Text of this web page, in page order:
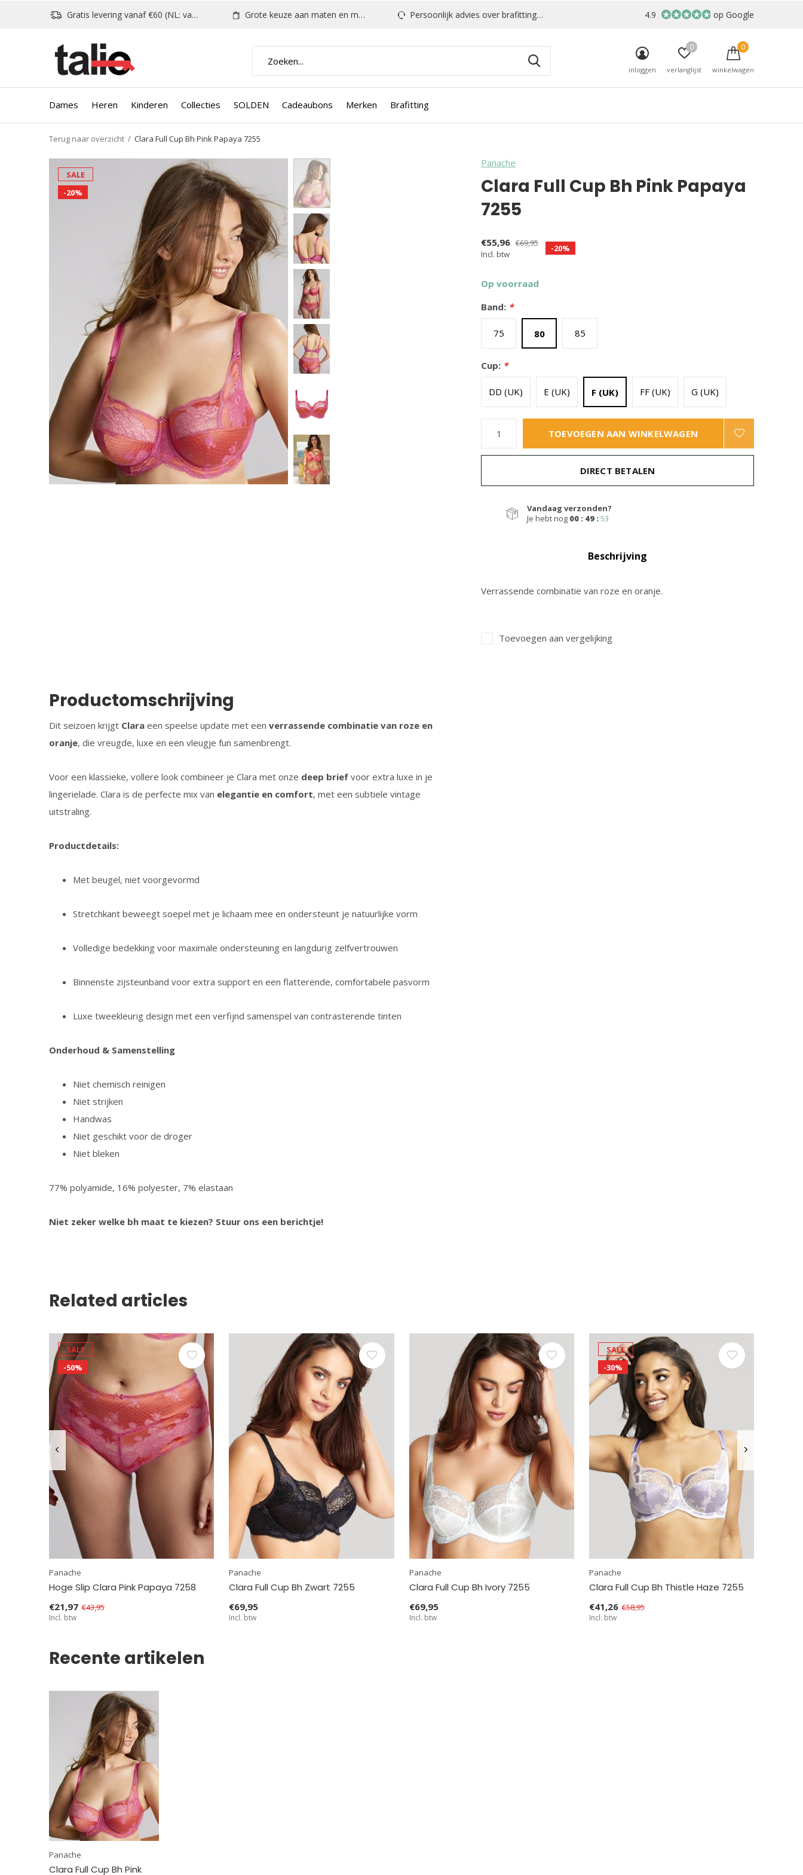
Dames Heren Kinderen Collecties SOLDEN Cadeaubons Merken Brafitting
inloggen verlanglijst
0
winkelwagen
0
Gratis levering vanaf €60 (NL: vanaf €80) Grote keuze aan maten en modellen Persoonlijk advies over brafitting & meer 4.9 op Google
Terug naar overzicht Clara Full Cup Bh Pink Papaya 7255
SALE
-20%
Panache
Clara Full Cup Bh Pink Papaya
7255
€55,96 €69,95
Incl. btw
-20%
Op voorraad
Band: *
75 80 85
Cup: *
DD (UK) E (UK) F (UK) FF (UK) G (UK)
TOEVOEGEN AAN WINKELWAGEN
DIRECT BETALEN
Vandaag verzonden?
Je hebt nog 00 : 49 :53
Beschrijving
Verrassende combinatie van roze en oranje.
Toevoegen aan vergelijking
Productomschrijving
Dit seizoen krijgt Clara een speelse update met een verrassende combinatie van roze en
oranje, die vreugde, luxe en een vleugje fun samenbrengt.
Voor een klassieke, vollere look combineer je Clara met onze deep brief voor extra luxe in je
lingerielade. Clara is de perfecte mix van elegantie en comfort, met een subtiele vintage
uitstraling.
Productdetails:
Met beugel, niet voorgevormd
Stretchkant beweegt soepel met je lichaam mee en ondersteunt je natuurlijke vorm
Volledige bedekking voor maximale ondersteuning en langdurig zelfvertrouwen
Binnenste zijsteunband voor extra support en een flatterende, comfortabele pasvorm
Luxe tweekleurig design met een verfijnd samenspel van contrasterende tinten
Onderhoud & Samenstelling
Niet chemisch reinigen
Niet strijken
Handwas
Niet geschikt voor de droger
Niet bleken
77% polyamide, 16% polyester, 7% elastaan
Niet zeker welke bh maat te kiezen? Stuur ons een berichtje!
Related articles
SALE
-50%
Panache
Hoge Slip Clara Pink Papaya 7258
€21,97 €43,95
Incl. btw
Panache
Clara Full Cup Bh Zwart 7255
€69,95
Incl. btw
Panache
Clara Full Cup Bh Ivory 7255
€69,95
Incl. btw
SALE
-30%
Panache
Clara Full Cup Bh Thistle Haze 7255
€41,26 €58,95
Incl. btw
Recente artikelen
Panache
Clara Full Cup Bh Pink